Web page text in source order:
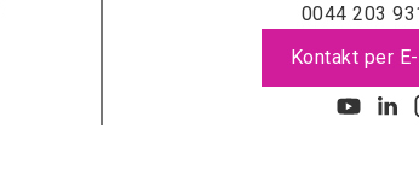
0044 203
Kontakt per